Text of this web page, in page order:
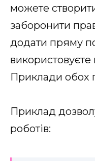
можете
заборонити
додати пряму
Приклади обох
Приклад
роботів: